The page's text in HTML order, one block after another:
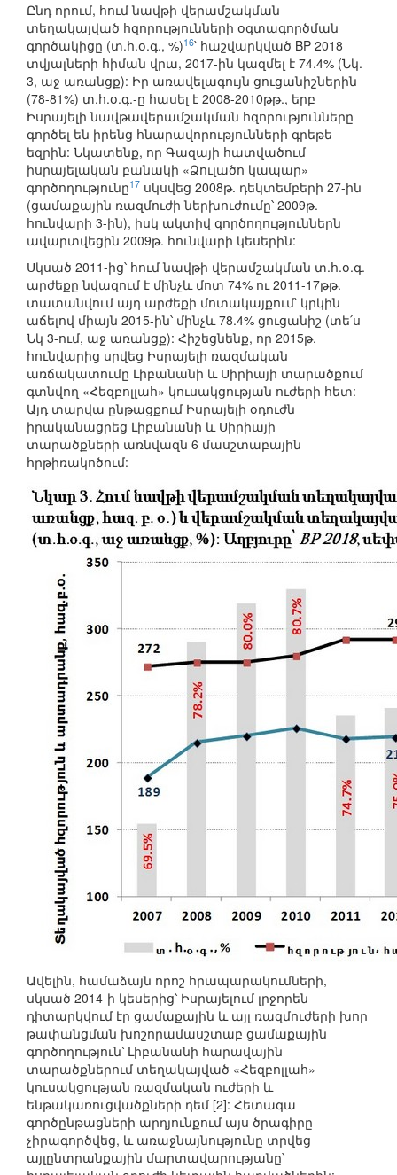
Ընդ որում, հում նավթի վերամշակման
տեղակայված հզորությունների օգտագործման
գործակիցը (տ.հ.օ.գ., %)16՝ հաշվարկված BP 2018
տվյալների հիման վրա, 2017-ին կազմել է 74.4% (Նկ.
3, աջ առանցք): Իր առավելագույն ցուցանիշներին
(78-81%) տ.հ.օ.գ.-ը հասել է 2008-2010թթ., երբ
Իսրայելի նավթավերամշակման հզորությունները
գործել են իրենց հնարավորությունների գրեթե
եզրին: Նկատենք, որ Գազայի հատվածում
իսրայելական բանակի «Ձուլածո կապար»
գործողությունը17 սկսվեց 2008թ. դեկտեմբերի 27-ին
(ցամաքային ռազմուժի ներխուժումը՝ 2009թ.
հունվարի 3-ին), իսկ ակտիվ գործողություններն
ավարտվեցին 2009թ. հունվարի կեսերին:
Սկսած 2011-ից՝ հում նավթի վերամշակման տ.հ.օ.գ.
արժեքը նվազում է մինչև մոտ 74% ու 2011-17թթ.
տատանվում այդ արժեքի մոտակայքում՝ կրկին
աճելով միայն 2015-ին՝ մինչև 78.4% ցուցանիշ (տե՛ս
Նկ 3-ում, աջ առանցք): Հիշեցնենք, որ 2015թ.
հունվարից սրվեց Իսրայելի ռազմական
առճակատումը Լիբանանի և Սիրիայի տարածքում
գտնվող «Հեզբոլլահ» կուսակցության ուժերի հետ:
Այդ տարվա ընթացքում Իսրայելի օդուժն
իրականացրեց Լիբանանի և Սիրիայի
տարածքների առնվազն 6 մասշտաբային
հրթիռակոծում:
Ավելին, համաձայն որոշ հրապարակումների,
սկսած 2014-ի կեսերից՝ Իսրայելում լրջորեն
դիտարկվում էր ցամաքային և այլ ռազմուժերի խոր
թափանցման խոշորամասշտաբ ցամաքային
գործողություն՝ Լիբանանի հարավային
տարածքներում տեղակայված «Հեզբոլլահ»
կուսակցության ռազմական ուժերի և
ենթակառուցվածքների դեմ [2]: Հետագա
գործընթացների արդյունքում այս ծրագիրը
չիրագործվեց, և առաջնայնությունը տրվեց
այլընտրանքային մարտավարությանը՝